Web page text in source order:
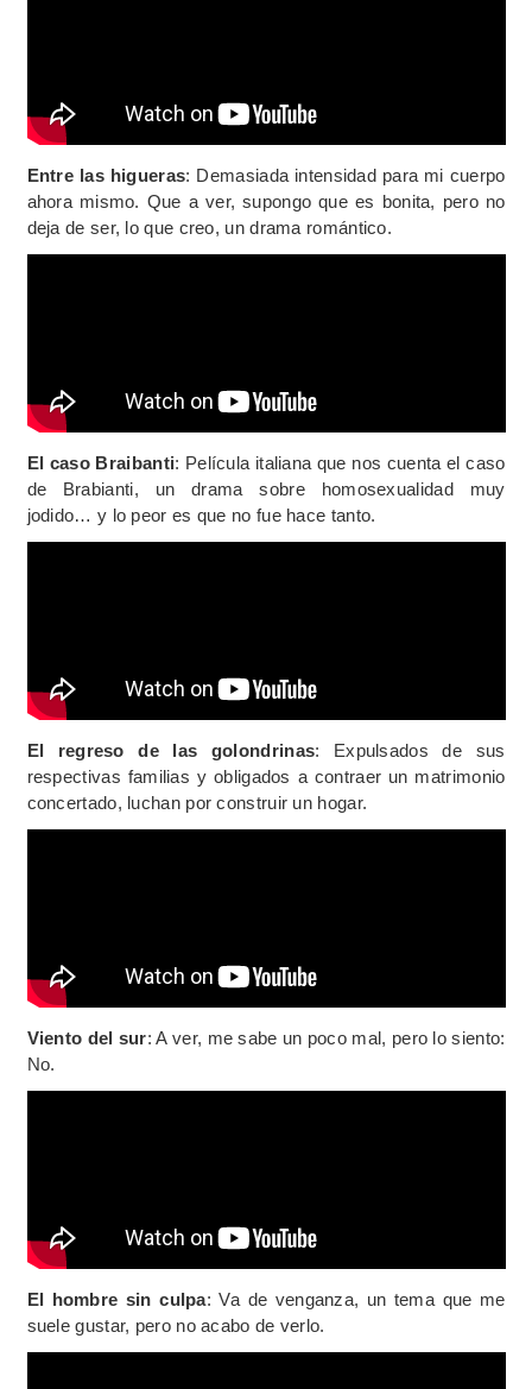
Entre las higueras: Demasiada intensidad para mi cuerpo
ahora mismo. Que a ver, supongo que es bonita, pero no
deja de ser, lo que creo, un drama romántico.
El caso Braibanti: Película italiana que nos cuenta el caso
de Brabianti, un drama sobre homosexualidad muy
jodido… y lo peor es que no fue hace tanto.
El regreso de las golondrinas: Expulsados de sus
respectivas familias y obligados a contraer un matrimonio
concertado, luchan por construir un hogar.
Viento del sur: A ver, me sabe un poco mal, pero lo siento:
No.
El hombre sin culpa: Va de venganza, un tema que me
suele gustar, pero no acabo de verlo.